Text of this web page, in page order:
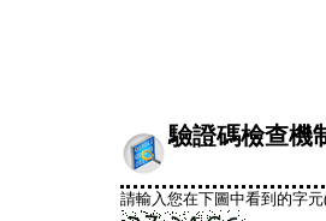
驗證碼檢查機
請輸入您在下圖中看到的字